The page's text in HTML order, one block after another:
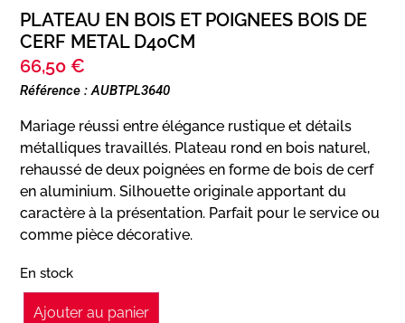
PLATEAU EN BOIS ET POIGNEES BOIS DE
CERF METAL D40CM
66,50 €
Référence : AUBTPL3640
Mariage réussi entre élégance rustique et détails
métalliques travaillés. Plateau rond en bois naturel,
rehaussé de deux poignées en forme de bois de cerf
en aluminium. Silhouette originale apportant du
caractère à la présentation. Parfait pour le service ou
comme pièce décorative.
En stock
Ajouter au panier